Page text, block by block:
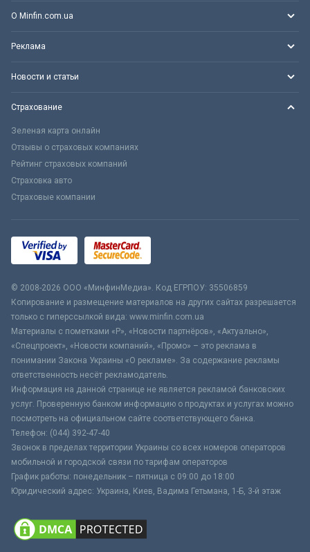
О Minfin.com.ua
Реклама
Новости и статьи
Страхование
Зеленая карта онлайн
Отзывы о страховых компаниях
Рейтинг страховых компаний
Страховка авто
Страховые компании
© 2008-2026 ООО «МинфинМедиа». Код ЕГРПОУ: 35506859
Копирование и размещение материалов на других сайтах разрешается
только с гиперссылкой вида: www.minfin.com.ua
Материалы с пометками «Р», «Новости партнёров», «Актуально»,
«Спецпроект», «Новости компаний», «Промо» – это реклама в
понимании Закона Украины «О рекламе». За содержание рекламы
ответственность несёт рекламодатель.
Информация на данной странице не является рекламой банковских
услуг. Проверенную банком информацию о продуктах и услугах можно
посмотреть на официальном сайте соответствующего банка.
Телефон: (044) 392-47-40
Звонок в пределах территории Украины со всех номеров операторов
мобильной и городской связи по тарифам операторов
График работы: понедельник – пятница с 09:00 до 18:00
Юридический адрес: Украина, Киев, Вадима Гетьмана, 1-Б, 3-й этаж